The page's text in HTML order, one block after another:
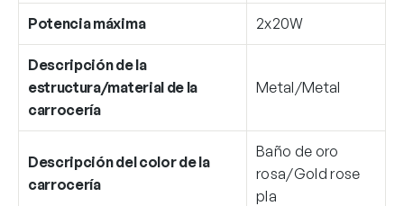
Potencia máxima 2x20W
Descripción de la
estructura/material de la
carrocería
Metal/Metal
Descripción del color de la
carrocería
Baño de oro
rosa/Gold rose
pla